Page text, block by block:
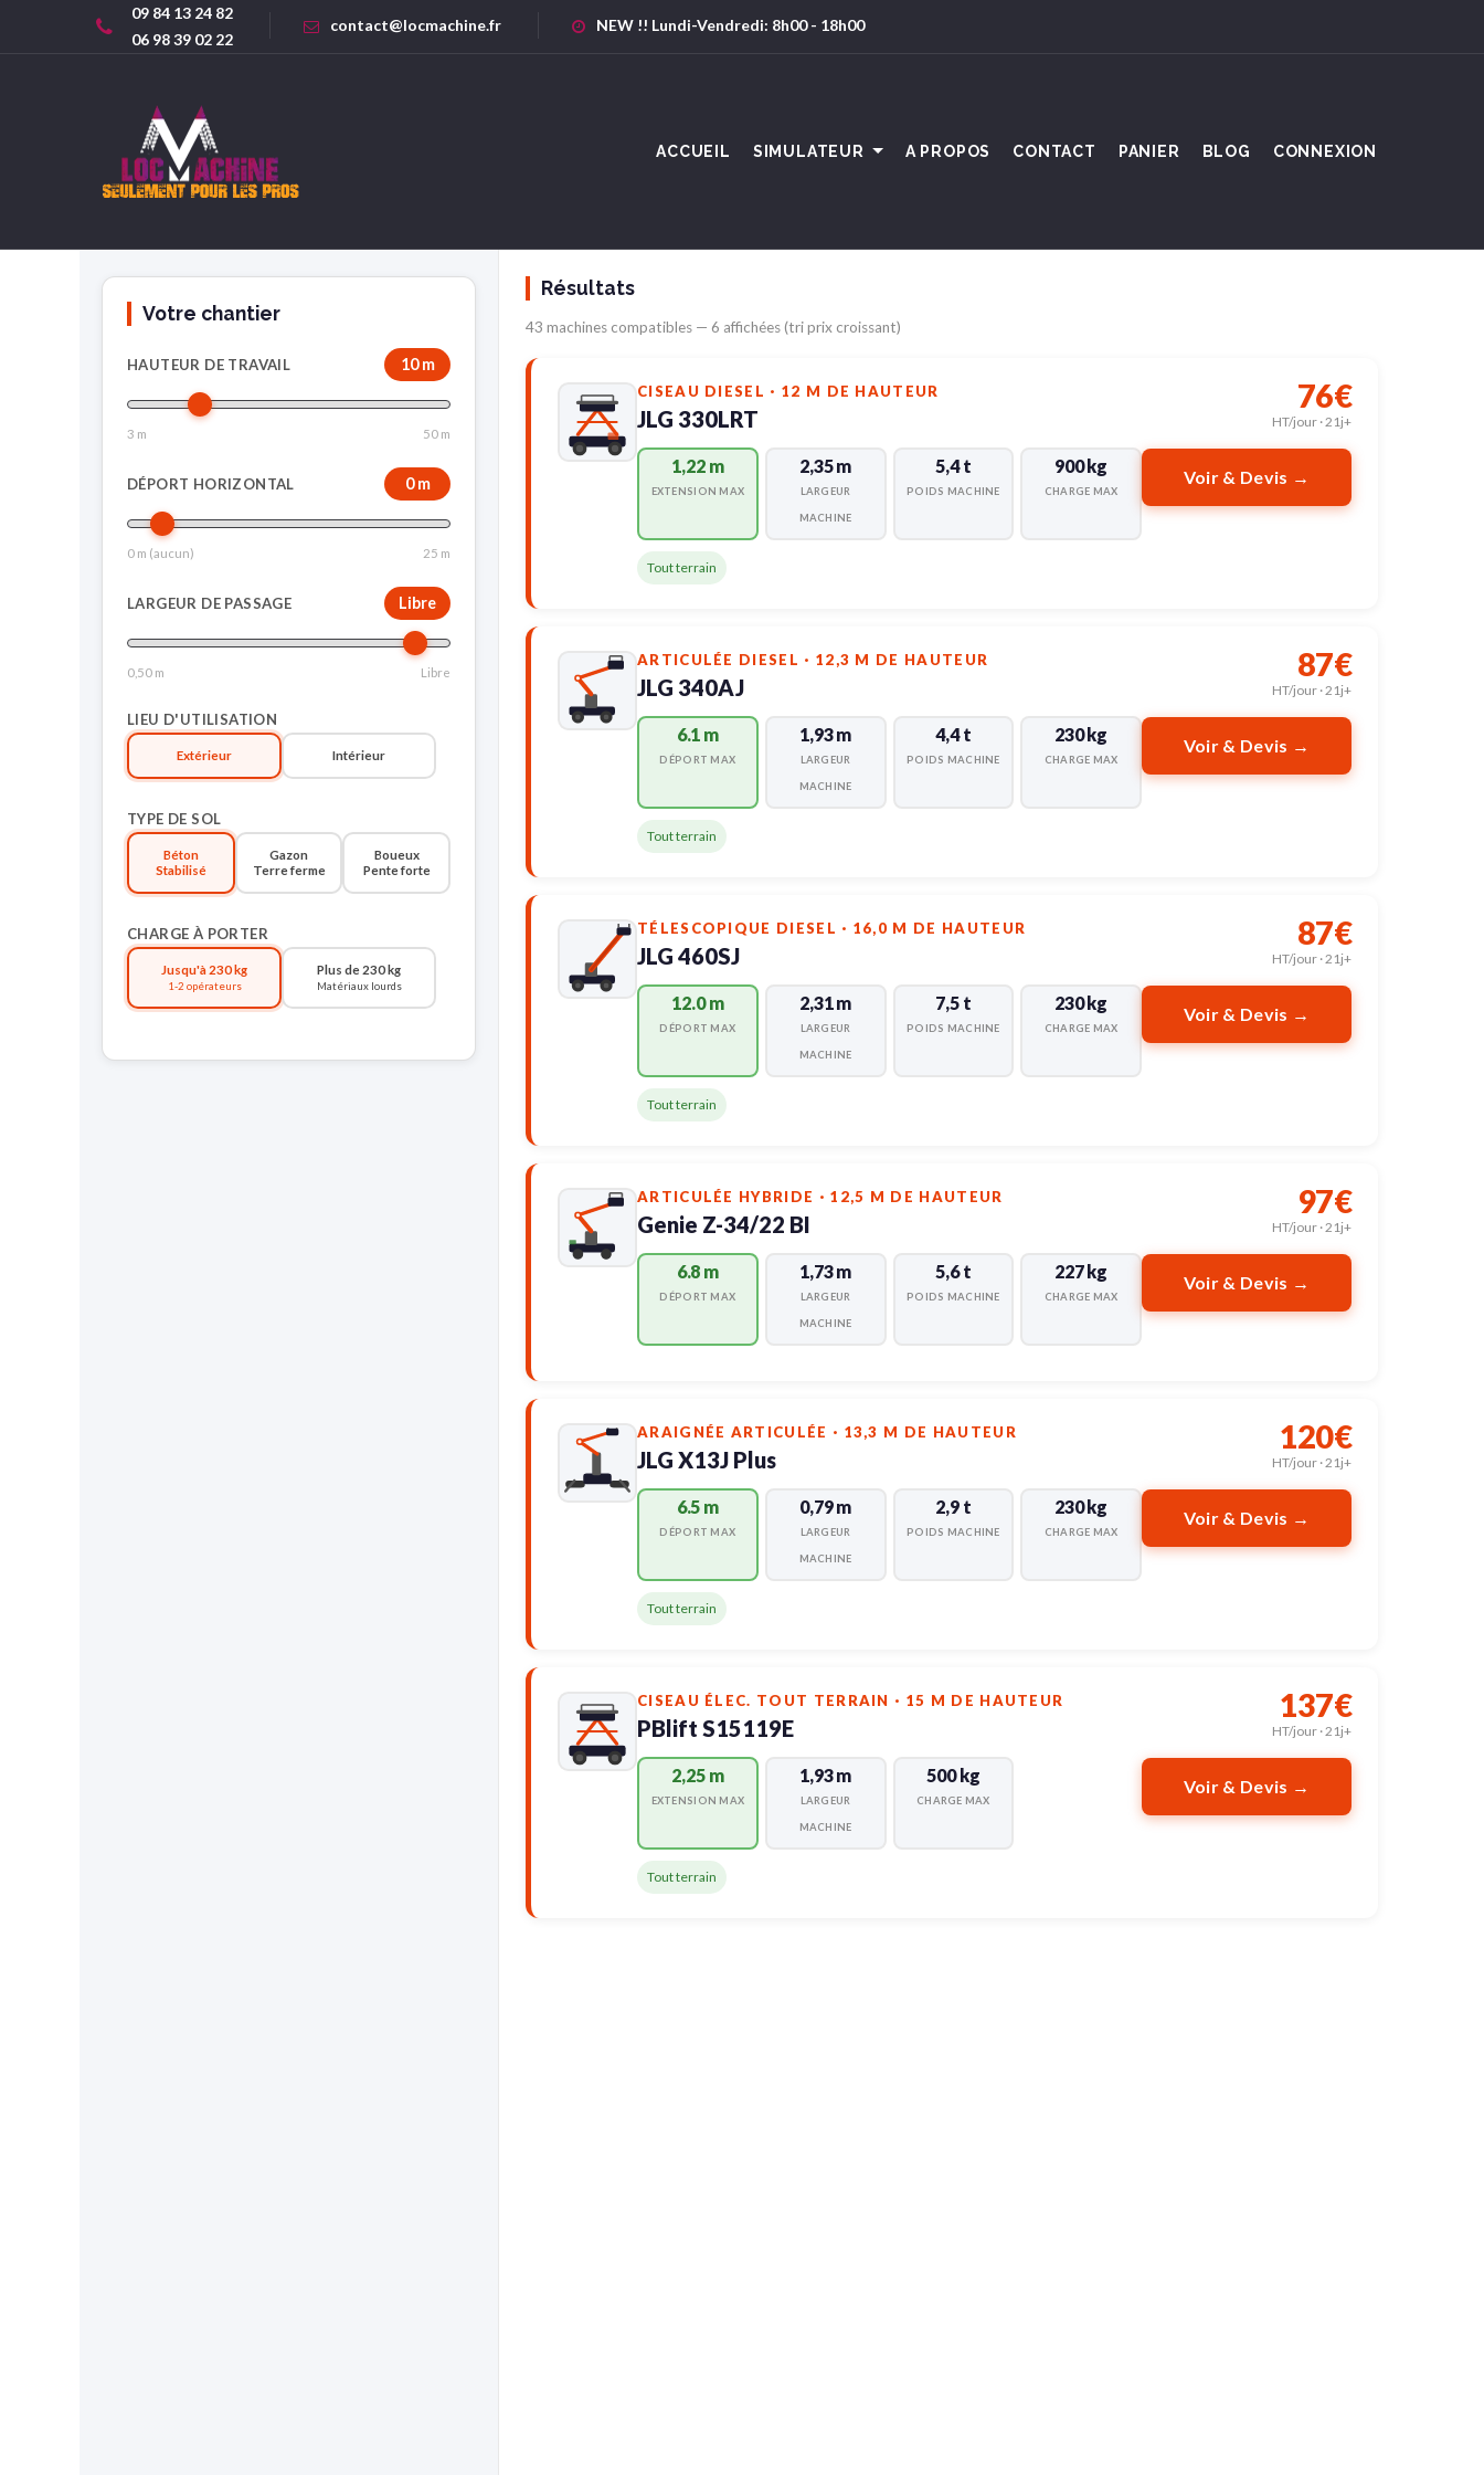
09 84 13 24 82
06 98 39 02 22
contact@locmachine.fr NEW !! Lundi-Vendredi: 8h00 - 18h00
ACCUEIL SIMULATEUR A PROPOS CONTACT PANIER BLOG CONNEXION
Votre chantier
HAUTEUR DE TRAVAIL 10 m
3 m 50 m
DÉPORT HORIZONTAL 0 m
0 m (aucun) 25 m
LARGEUR DE PASSAGE Libre
0,50 m Libre
LIEU D'UTILISATION
Extérieur Intérieur
TYPE DE SOL
Béton
Stabilisé
Gazon
Terre ferme
Boueux
Pente forte
CHARGE À PORTER
Jusqu'à 230 kg
1-2 opérateurs
Plus de 230 kg
Matériaux lourds
Résultats
43 machines compatibles — 6 affichées (tri prix croissant)
CISEAU DIESEL · 12 M DE HAUTEUR
JLG 330LRT
1,22 m
EXTENSION MAX
2,35 m
LARGEUR
MACHINE
5,4 t
POIDS MACHINE
900 kg
CHARGE MAX
Tout terrain
76€
HT/jour · 21j+
Voir & Devis →
ARTICULÉE DIESEL · 12,3 M DE HAUTEUR
JLG 340AJ
6.1 m
DÉPORT MAX
1,93 m
LARGEUR
MACHINE
4,4 t
POIDS MACHINE
230 kg
CHARGE MAX
Tout terrain
87€
HT/jour · 21j+
Voir & Devis →
TÉLESCOPIQUE DIESEL · 16,0 M DE HAUTEUR
JLG 460SJ
12.0 m
DÉPORT MAX
2,31 m
LARGEUR
MACHINE
7,5 t
POIDS MACHINE
230 kg
CHARGE MAX
Tout terrain
87€
HT/jour · 21j+
Voir & Devis →
ARTICULÉE HYBRIDE · 12,5 M DE HAUTEUR
Genie Z-34/22 BI
6.8 m
DÉPORT MAX
1,73 m
LARGEUR
MACHINE
5,6 t
POIDS MACHINE
227 kg
CHARGE MAX
97€
HT/jour · 21j+
Voir & Devis →
ARAIGNÉE ARTICULÉE · 13,3 M DE HAUTEUR
JLG X13J Plus
6.5 m
DÉPORT MAX
0,79 m
LARGEUR
MACHINE
2,9 t
POIDS MACHINE
230 kg
CHARGE MAX
Tout terrain
120€
HT/jour · 21j+
Voir & Devis →
CISEAU ÉLEC. TOUT TERRAIN · 15 M DE HAUTEUR
PBlift S15119E
2,25 m
EXTENSION MAX
1,93 m
LARGEUR
MACHINE
500 kg
CHARGE MAX
Tout terrain
137€
HT/jour · 21j+
Voir & Devis →